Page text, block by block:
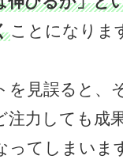
ことになりま
を見誤ると、
注力しても成
ってしまいま